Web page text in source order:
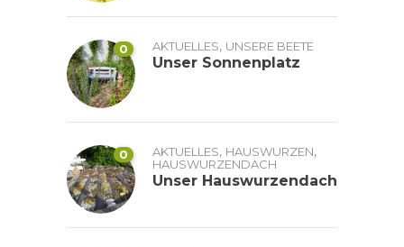
0 AKTUELLES, UNSERE BEETE
Unser Sonnenplatz
0 AKTUELLES, HAUSWURZEN,
HAUSWURZENDACH
Unser Hauswurzendach